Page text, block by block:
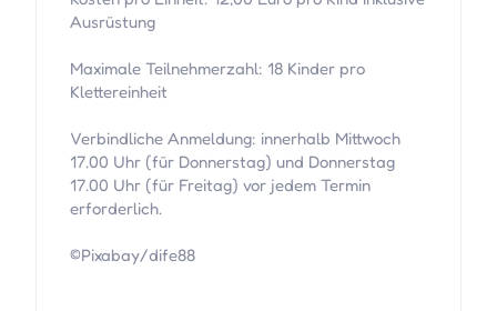
Ausrüstung
Maximale Teilnehmerzahl: 18 Kinder pro
Klettereinheit
Verbindliche Anmeldung: innerhalb Mittwoch
17.00 Uhr (für Donnerstag) und Donnerstag
17.00 Uhr (für Freitag) vor jedem Termin
erforderlich.
©Pixabay/dife88